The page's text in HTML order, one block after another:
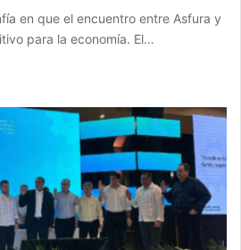
en que el encuentro entre Asfura y
para la economía. El…